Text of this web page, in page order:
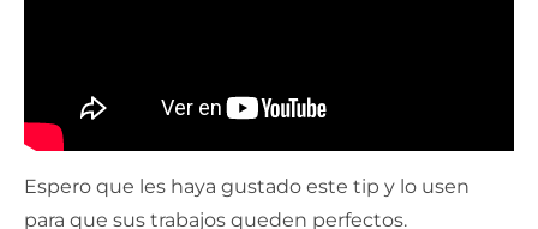
Espero que les haya gustado este tip y lo usen
para que sus trabajos queden perfectos.